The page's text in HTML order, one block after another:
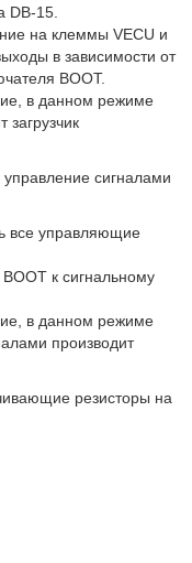
DB-15.
на клеммы VECU и
в зависимости от
BOOT.
в данном режиме
загрузчик
сигналами
все управляющие
к сигнальному
в данном режиме
производит
резисторы на